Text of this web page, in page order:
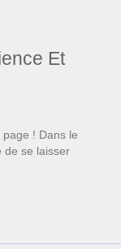
Et
! Dans le
de se laisser